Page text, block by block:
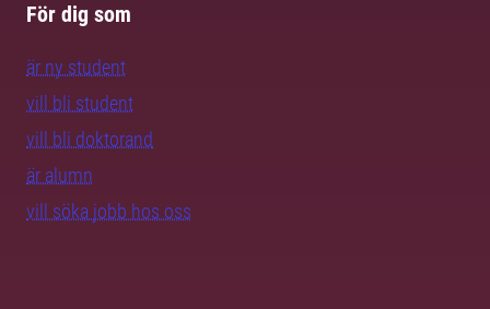
För dig som
är ny student
vill bli student
vill bli doktorand
är alumn
vill söka jobb hos oss